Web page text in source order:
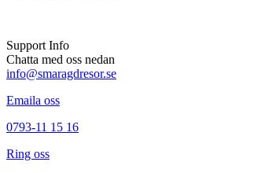
Support Info
Chatta med oss nedan
info@smaragdresor.se
Emaila oss
0793-11 15 16
Ring oss